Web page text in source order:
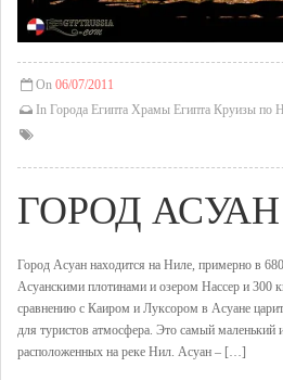
On 06/07/2011
In Города Египта Храмы Египта Круизы по
ГОРОД АСУАН
Город Асуан находится на Ниле, примерно в
Асуанскими плотинами и озером Нассер и 300
сравнению с Каиром и Луксором в Асуане царит
для туристов атмосфера. Это самый маленький
расположенных на реке Нил. Асуан – […]